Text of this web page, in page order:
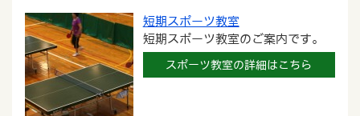
短期スポーツ教室
短期スポーツ教室のご案内です。
スポーツ教室の詳細はこちら